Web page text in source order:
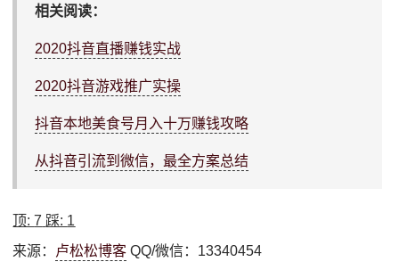
相关阅读：
2020抖音直播赚钱实战
2020抖音游戏推广实操
抖音本地美食号月入十万赚钱攻略
从抖音引流到微信，最全方案总结
顶:7 踩: 1
来源： 卢松松博客 QQ/微信：13340454